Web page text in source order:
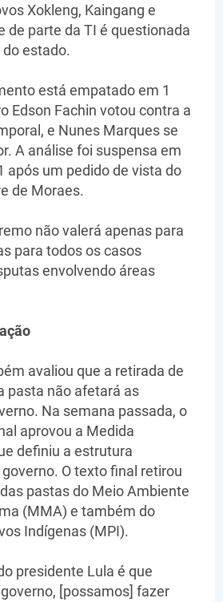
Xokleng, Kaingang e
de parte da TI é questionada
estado.
está empatado em 1
Edson Fachin votou contra a
e Nunes Marques se
A análise foi suspensa em
após um pedido de vista do
de Moraes.
não valerá apenas para
para todos os casos
envolvendo áreas
avaliou que a retirada de
pasta não afetará as
Na semana passada, o
aprovou a Medida
definiu a estrutura
O texto final retirou
pastas do Meio Ambiente
(MMA) e também do
Indígenas (MPI).
presidente Lula é que
[possamos] fazer